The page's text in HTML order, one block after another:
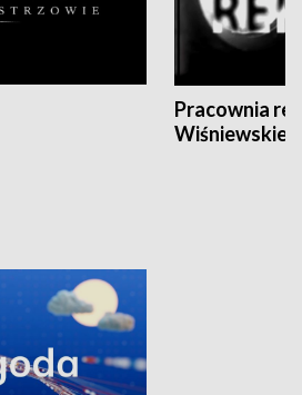
Pracownia